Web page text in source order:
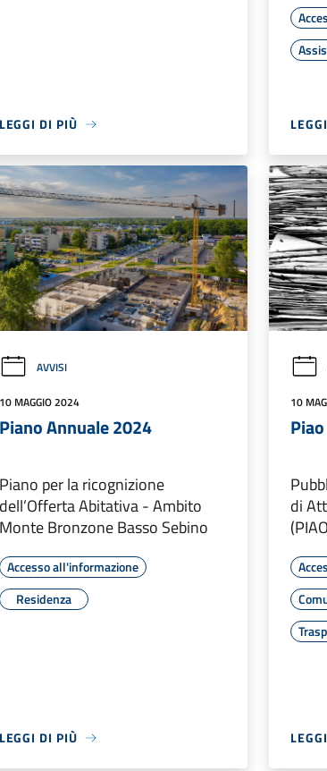
DI PIÙ
AVVISI
MAGGIO 2024
Annuale 2024
per la ricognizione
Abitativa - Ambito
Bronzone Basso Sebino
Accesso all'informazione
Residenza
DI PIÙ
10
di